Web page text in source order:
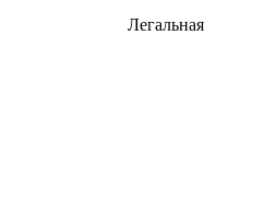
Легальная